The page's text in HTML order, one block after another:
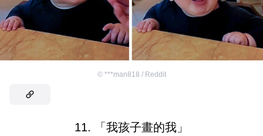
© ***man818 / Reddit
11. 「我孩子畫的我」